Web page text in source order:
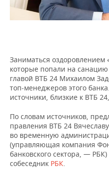
НЕФТЕХИМИЯ
ЭНЕРГЕТИКА
РОЗНИЧНАЯ ТОРГОВЛЯ
УСЛУГИ
НОВОСТИ ТЕХНОЛОГИЙ
МЕДИА
ТЕЛЕКОММУНИКАЦИИ
МЕРОПРИЯТИЯ
ВЫЕЗДНАЯ РЕДАКЦИЯ
БИЗНЕС-БРАНЧИ
ОТКРЫТАЯ ЛЕКЦИЯ
НОВОСТИ СПОРТА
ФУТБОЛ
БАСКЕТБОЛ
ВОЛЕЙБОЛ
ОБЩЕСТВО
НОВОСТИ ОБЩЕСТВА
ИНФРАСТРУКТУРА
ИСТОРИЯ
ФОТОГАЛЕРЕЯ
СПРАВОЧНИК
СПИСОК ПЕРСОН
ПОЛНАЯ ВЕРСИЯ
Заниматься
которые попали на
главой ВТБ 24 Михаилом
топ-менеджеров этого
источники, близкие к ВТБ
По словам источников,
правления ВТБ 24
во временную
(управляющая компания
банковского сектора, —
собеседник РБК.